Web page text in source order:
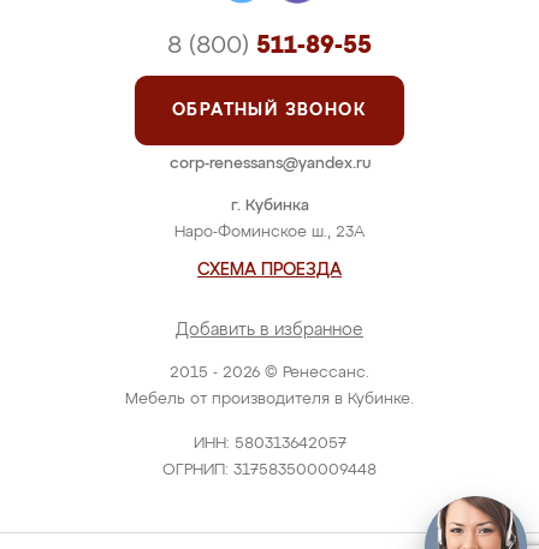
2015 - 2026 © Ренессанс.
Мебель от производителя в Кубинке.
ИНН: 580313642057
ОГРНИП: 317583500009448
г. Кубинка
Наро-Фоминское ш., 23А
СХЕМА ПРОЕЗДА
Добавить в избранное
8 (800) 511-89-55
ОБРАТНЫЙ ЗВОНОК
corp-renessans@yandex.ru